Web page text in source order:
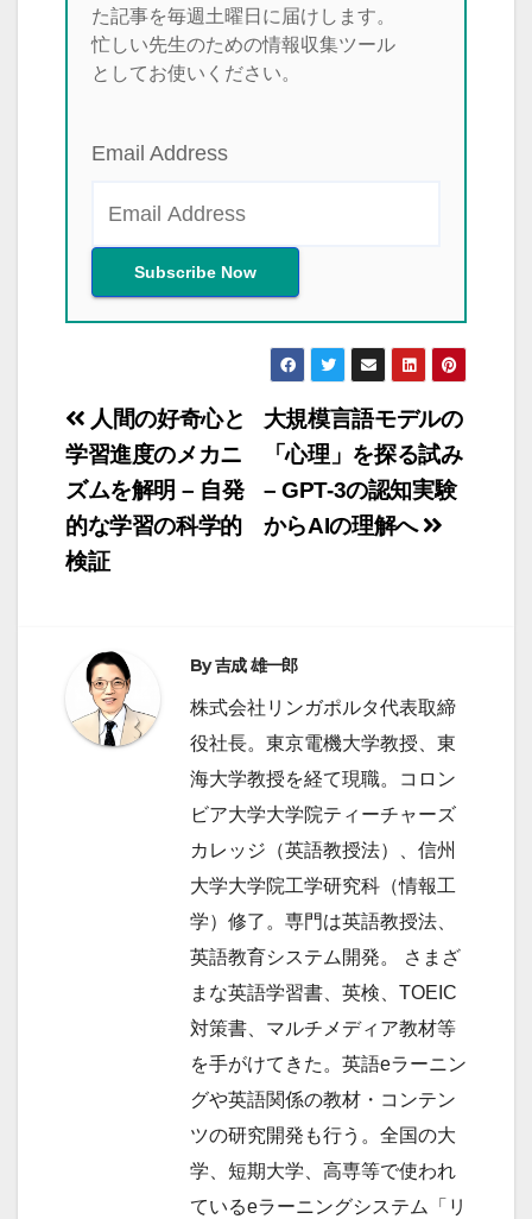
た記事を毎週土曜日に届けします。
忙しい先生のための情報収集ツール
としてお使いください。
Email Address
投
稿
ナ
ビ
ゲ
シ
ョ
ン
大規模言語モデルの
「心理」を探る試み
– GPT-3の認知実験
からAIの理解へ
人間の好奇心と
学習進度のメカニ
ズムを解明 – 自発
的な学習の科学的
検証
By吉成 雄一郎
株式会社リンガポルタ代表取締
役社長。東京電機大学教授、東
海大学教授を経て現職。コロン
ビア大学大学院ティーチャーズ
カレッジ（英語教授法）、信州
大学大学院工学研究科（情報工
学）修了。専門は英語教授法、
英語教育システム開発。 さまざ
まな英語学習書、英検、TOEIC
対策書、マルチメディア教材等
を手がけてきた。英語eラーニン
グや英語関係の教材・コンテン
ツの研究開発も行う。全国の大
学、短期大学、高専等で使われ
ているeラーニングシステム「リ